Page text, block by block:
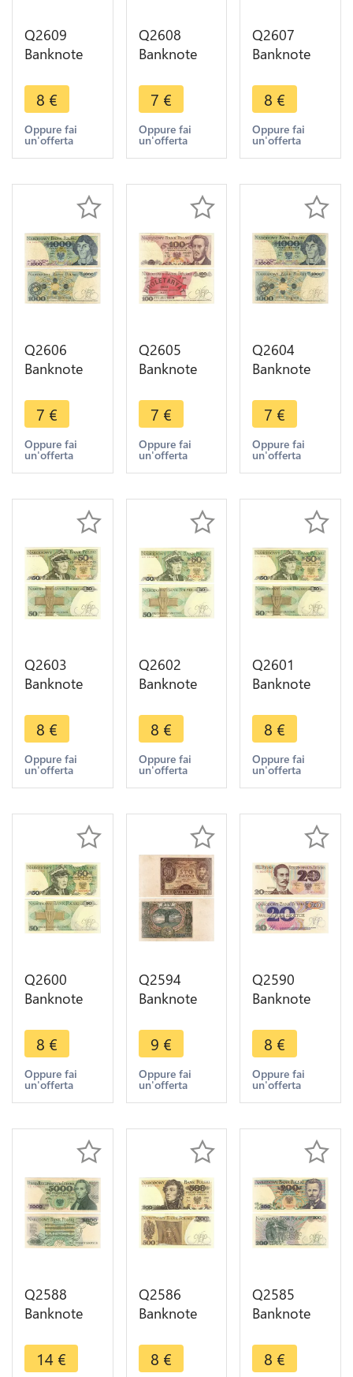
Q2609
Banknote
Zlotych
Karol
Świerczewski
1988 UNC -
Offer
8 €
Oppure fai
un'offerta
Q2608
Banknote
Zlotych
Karol
Świerczewski
1988 --
7 €
Oppure fai
un'offerta
Q2607
Banknote
Zlotych
Ludwik
Waryński
1986 UNC -
Offer
8 €
Oppure fai
un'offerta
Q2606
Banknote
1000
Zlotych
Mikolaj
Kopernik
Make Offer
7 €
Oppure fai
un'offerta
Q2605
Banknote
Zlotych
Ludwik
Waryński
1988 AU --
7 €
Oppure fai
un'offerta
Q2604
Banknote
1000
Zlotych
Mikolaj
Kopernik
Make Offer
7 €
Oppure fai
un'offerta
Q2603
Banknote
Zlotych
Karol
Świerczewski
1988 UNC -
Offer
8 €
Oppure fai
un'offerta
Q2602
Banknote
Zlotych
Karol
Świerczewski
1988 UNC -
Offer
8 €
Oppure fai
un'offerta
Q2601
Banknote
Zlotych
Karol
Świerczewski
1988 UNC -
Offer
8 €
Oppure fai
un'offerta
Q2600
Banknote
Zlotych
Karol
Świerczewski
1988 UNC -
Offer
8 €
Oppure fai
un'offerta
Q2594
Banknote
Zlotych
Józef
Antoni
Poniatowski
Make Offer
9 €
Oppure fai
un'offerta
Q2590
Banknote
Zlotych R
Rraugutt
1982 UNC -
- Make
8 €
Oppure fai
un'offerta
Q2588
Banknote
5000
Zlotych
14 €
Q2586
Banknote
Zlotych
Tadeusz
8 €
Q2585
Banknote
Zlotych
Dabrowski
8 €